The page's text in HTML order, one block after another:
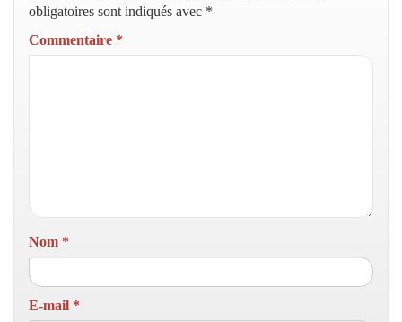
obligatoires sont indiqués avec *
Commentaire *
Nom *
E-mail *